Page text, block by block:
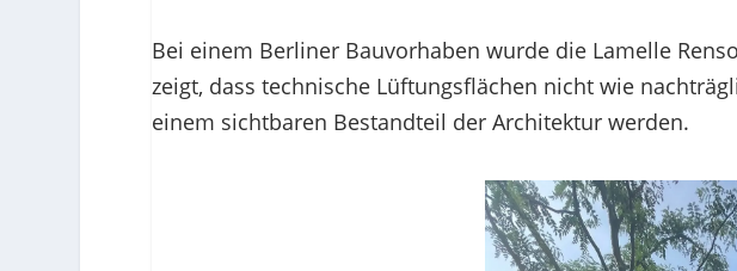
Bei einem Berliner Bauvorhaben wurde die Lamelle
zeigt, dass technische Lüftungsflächen nicht wie
einem sichtbaren Bestandteil der Architektur werden.